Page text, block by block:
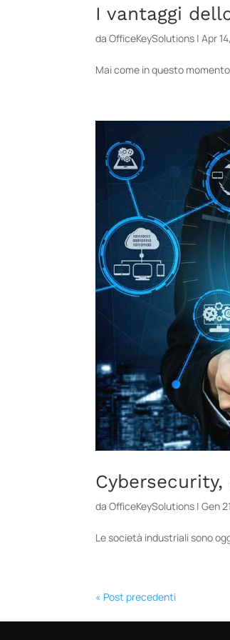
I vantaggi
daOfficeKeySolutions |Apr
Mai come in questo
daOfficeKeySolutions |Gen
Le società industriali sono
« Post precedenti